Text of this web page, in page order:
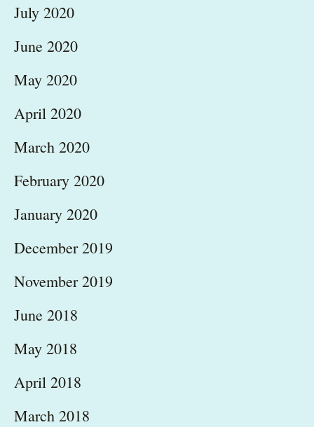
July 2020
June 2020
May 2020
April 2020
March 2020
February 2020
January 2020
December 2019
November 2019
June 2018
May 2018
April 2018
March 2018